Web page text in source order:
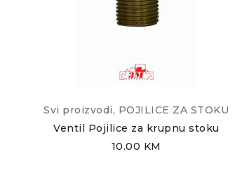
Svi proizvodi, POJILICE ZA STOKU
Ventil Pojilice za krupnu stoku
10.00 KM